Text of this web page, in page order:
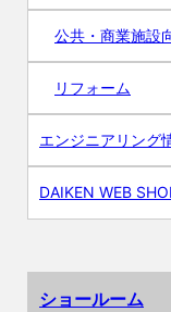
公共・商業施設
リフォーム
エンジニアリング
DAIKEN WEB
ショールーム